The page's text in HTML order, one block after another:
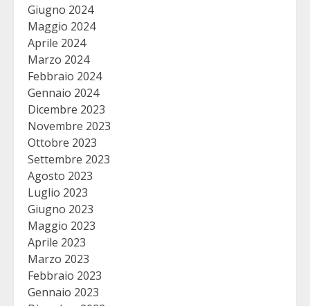
Giugno 2024
Maggio 2024
Aprile 2024
Marzo 2024
Febbraio 2024
Gennaio 2024
Dicembre 2023
Novembre 2023
Ottobre 2023
Settembre 2023
Agosto 2023
Luglio 2023
Giugno 2023
Maggio 2023
Aprile 2023
Marzo 2023
Febbraio 2023
Gennaio 2023